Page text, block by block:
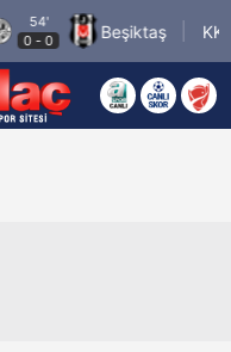
54'
0- 0 Beşiktaş KKS